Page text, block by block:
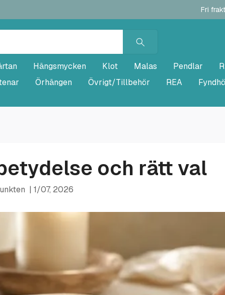
Fri
Hängsmycken Klot Malas Pendlar
Örhängen Övrigt/Tillbehör REA
och rätt val
| 1/07, 2026